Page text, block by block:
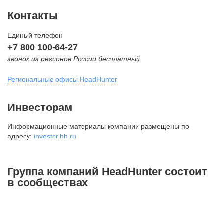
Контакты
Единый телефон
+7 800 100-64-27
звонок из регионов России бесплатный
Региональные офисы HeadHunter
внутригородская территория
Муниципальный округ Тверской,
2-я Брестская ул., д. 48,
+7 495 980-64-27
Инвесторам
Информационные материалы компании размещены по
адресу: investor.hh.ru
Группа компаний HeadHunter состоит
в сообществах